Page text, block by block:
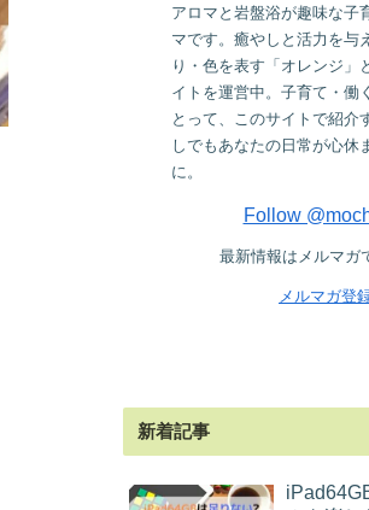
アロマと岩盤浴が趣味な子
マです。癒やしと活力を与
り・色を表す「オレンジ」
イトを運営中。子育て・働
とって、このサイトで紹介
しでもあなたの日常が心休
に。
Follow
最新情報はメルマガ
メルマガ登
新着記事